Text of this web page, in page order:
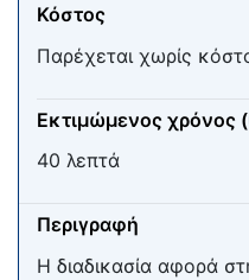
Κόστος
Παρέχεται χωρίς
Εκτιμώμενος χρόνος
40 λεπτά
Περιγραφή
H διαδικασία αφορά